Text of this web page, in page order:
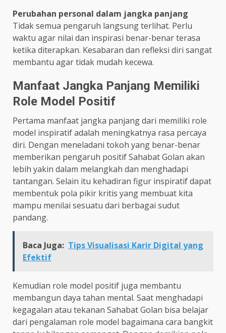
Perubahan personal dalam jangka panjang
Tidak semua pengaruh langsung terlihat. Perlu
waktu agar nilai dan inspirasi benar-benar terasa
ketika diterapkan. Kesabaran dan refleksi diri sangat
membantu agar tidak mudah kecewa.
Manfaat Jangka Panjang Memiliki
Role Model Positif
Pertama manfaat jangka panjang dari memiliki role
model inspiratif adalah meningkatnya rasa percaya
diri. Dengan meneladani tokoh yang benar-benar
memberikan pengaruh positif Sahabat Golan akan
lebih yakin dalam melangkah dan menghadapi
tantangan. Selain itu kehadiran figur inspiratif dapat
membentuk pola pikir kritis yang membuat kita
mampu menilai sesuatu dari berbagai sudut
pandang.
Baca Juga: Tips Visualisasi Karir Digital yang
Efektif
Kemudian role model positif juga membantu
membangun daya tahan mental. Saat menghadapi
kegagalan atau tekanan Sahabat Golan bisa belajar
dari pengalaman role model bagaimana cara bangkit